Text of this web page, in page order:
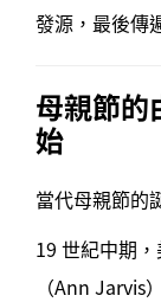
發源，最後傳
母親節的
始
當代母親節的
19 世紀中期
（Ann Jarvis